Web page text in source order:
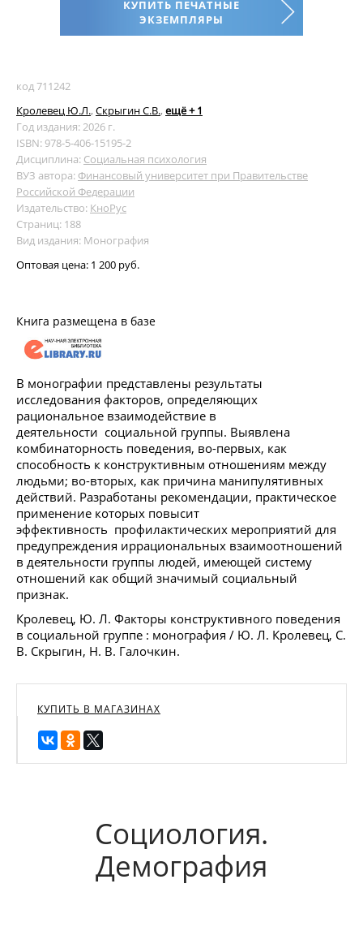
КУПИТЬ ПЕЧАТНЫЕ
ЭКЗЕМПЛЯРЫ
код 711242
Кролевец Ю.Л., Скрыгин С.В., ещё + 1
Год издания: 2026 г.
ISBN: 978-5-406-15195-2
Дисциплина: Социальная психология
ВУЗ автора: Финансовый университет при Правительстве
Российской Федерации
Издательство: КноРус
Страниц: 188
Вид издания: Монография
Оптовая цена: 1 200 руб.
Книга размещена в базе
В монографии представлены результаты
исследования факторов, определяющих
рациональное взаимодействие в
деятельности социальной группы. Выявлена
комбинаторность поведения, во-первых, как
способность к конструктивным отношениям между
людьми; во-вторых, как причина манипулятивных
действий. Разработаны рекомендации, практическое
применение которых повысит
эффективность профилактических мероприятий для
предупреждения иррациональных взаимоотношений
в деятельности группы людей, имеющей систему
отношений как общий значимый социальный
признак.
Кролевец, Ю. Л. Факторы конструктивного поведения
в социальной группе : монография / Ю. Л. Кролевец, С.
В. Скрыгин, Н. В. Галочкин.
КУПИТЬ В МАГАЗИНАХ
Социология.
Демография